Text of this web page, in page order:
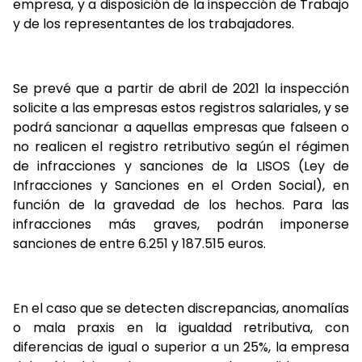
empresa, y a disposición de la inspección de Trabajo
y de los representantes de los trabajadores.
Se prevé que a partir de abril de 2021 la inspección
solicite a las empresas estos registros salariales, y se
podrá sancionar a aquellas empresas que falseen o
no realicen el registro retributivo según el régimen
de infracciones y sanciones de la LISOS (Ley de
Infracciones y Sanciones en el Orden Social), en
función de la gravedad de los hechos. Para las
infracciones más graves, podrán imponerse
sanciones de entre 6.251 y 187.515 euros.
En el caso que se detecten discrepancias, anomalías
o mala praxis en la igualdad retributiva, con
diferencias de igual o superior a un 25%, la empresa